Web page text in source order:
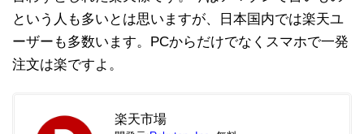
という人も多いとは思いますが、日本国内では楽天ユ
ーザーも多数います。PCからだけでなくスマホで一発
注文は楽ですよ。
楽天市場